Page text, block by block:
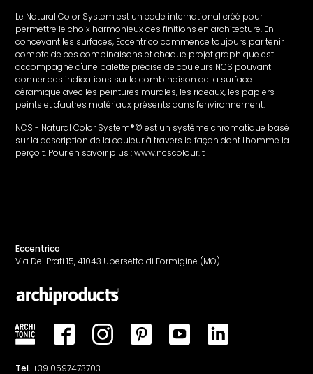
Le Natural Color System est un code international créé pour
permettre le choix harmonieux des finitions en architecture. En
concevant les surfaces, Eccentrico commence toujours par tenir
compte de ces combinaisons et chaque projet graphique est
accompagné d'une palette précise de couleurs NCS pouvant
donner des indications sur la combinaison de la surface
céramique avec les peintures murales, les rideaux, les papiers
peints et d'autres matériaux présents dans l'environnement.
NCS - Natural Color System®© est un système chromatique basé
sur la description de la couleur à travers la façon dont l'homme la
perçoit. Pour en savoir plus : www.ncscolour.it
Eccentrico
Via Dei Prati 15, 41043 Ubersetto di Formigine (MO)
Tel. +39 0597473703